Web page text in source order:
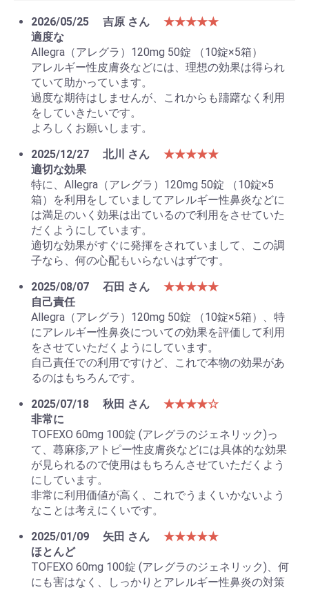
お買い物を続ける カートへ進む
2026/05/25 吉原 さん
★★★★★
適度な
Allegra（アレグラ）120mg 50錠 （10錠×5箱）
アレルギー性皮膚炎などには、理想の効果は得られ
ていて助かっています。
過度な期待はしませんが、これからも躊躇なく利用
をしていきたいです。
よろしくお願いします。
2025/12/27
北川 さん
★★★★★
適切な効果
特に、Allegra（アレグラ）120mg 50錠 （10錠×5
箱）を利用をしていましてアレルギー性鼻炎などに
は満足のいく効果は出ているので利用をさせていた
だくようにしています。
適切な効果がすぐに発揮をされていまして、この調
子なら、何の心配もいらないはずです。
2025/08/07
石田 さん
★★★★★
自己責任
Allegra（アレグラ）120mg 50錠 （10錠×5箱）、特
にアレルギー性鼻炎についての効果を評価して利用
をさせていただくようにしています。
自己責任での利用ですけど、これで本物の効果があ
るのはもちろんです。
2025/07/18
秋田 さん
★★★★☆
非常に
TOFEXO 60mg 100錠 (アレグラのジェネリック)っ
て、蕁麻疹,アトピー性皮膚炎などには具体的な効果
が見られるので使用はもちろんさせていただくよう
にしています。
非常に利用価値が高く、これでうまくいかないよう
なことは考えにくいです。
2025/01/09
矢田 さん
★★★★★
ほとんど
TOFEXO 60mg 100錠 (アレグラのジェネリック)、何
にも害はなく、しっかりとアレルギー性鼻炎の対策